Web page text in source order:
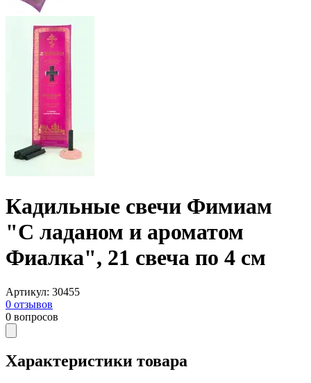
Кадильные свечи Фимиам
"С ладаном и ароматом
Фиалка", 21 свеча по 4 см
Артикул: 30455
0 отзывов
0 вопросов
Характеристики товара